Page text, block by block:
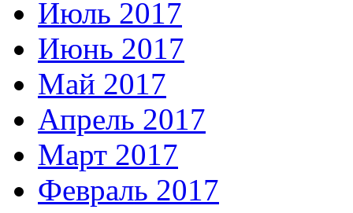
Июль 2017
Июнь 2017
Май 2017
Апрель 2017
Март 2017
Февраль 2017